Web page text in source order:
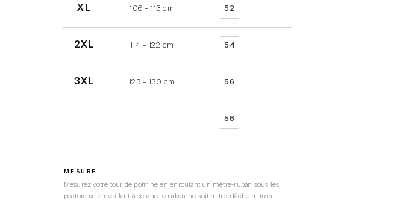
XL 106 – 113 cm 52
2XL 114 – 122 cm 54
3XL 123 – 130 cm 56
58
MESURE
Mesurez votre tour de poitrine en enroulant un mètre-ruban sous les
pectoraux, en veillant à ce que le ruban ne soit ni trop lâche ni trop